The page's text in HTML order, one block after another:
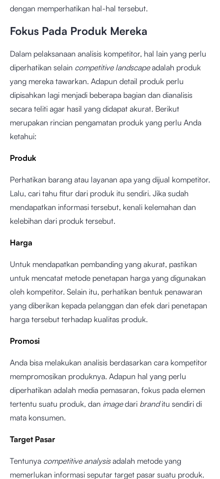
dengan memperhatikan hal-hal tersebut.
Fokus Pada Produk Mereka
Dalam pelaksanaan analisis kompetitor, hal lain yang perlu
diperhatikan selain competitive landscapeadalah produk
yang mereka tawarkan. Adapun detail produk perlu
dipisahkan lagi menjadi beberapa bagian dan dianalisis
secara teliti agar hasil yang didapat akurat. Berikut
merupakan rincian pengamatan produk yang perlu Anda
ketahui:
Produk
Perhatikan barang atau layanan apa yang dijual kompetitor.
Lalu, cari tahu fitur dari produk itu sendiri. Jika sudah
mendapatkan informasi tersebut, kenali kelemahan dan
kelebihan dari produk tersebut.
Harga
Untuk mendapatkan pembanding yang akurat, pastikan
untuk mencatat metode penetapan harga yang digunakan
oleh kompetitor. Selain itu, perhatikan bentuk penawaran
yang diberikan kepada pelanggan dan efek dari penetapan
harga tersebut terhadap kualitas produk.
Promosi
Anda bisa melakukan analisis berdasarkan cara kompetitor
mempromosikan produknya. Adapun hal yang perlu
diperhatikan adalah media pemasaran, fokus pada elemen
tertentu suatu produk, dan imagedari branditu sendiri di
mata konsumen.
Target Pasar
Tentunya competitive analysisadalah metode yang
memerlukan informasi seputar target pasar suatu produk.